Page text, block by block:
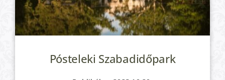
Pósteleki Szabadidőpark